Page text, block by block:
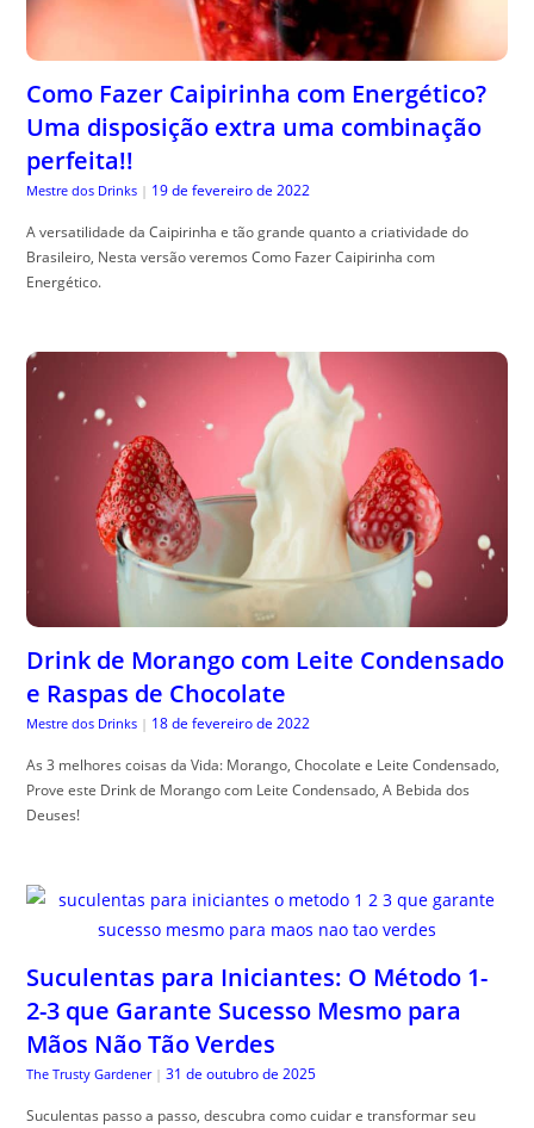
Como Fazer Caipirinha com Energético?
Uma disposição extra uma combinação
perfeita!!
Mestre dos Drinks | 19 de fevereiro de 2022
A versatilidade da Caipirinha e tão grande quanto a criatividade do
Brasileiro, Nesta versão veremos Como Fazer Caipirinha com
Energético.
Drink de Morango com Leite Condensado
e Raspas de Chocolate
Mestre dos Drinks | 18 de fevereiro de 2022
As 3 melhores coisas da Vida: Morango, Chocolate e Leite Condensado,
Prove este Drink de Morango com Leite Condensado, A Bebida dos
Deuses!
Suculentas para Iniciantes: O Método 1-
2-3 que Garante Sucesso Mesmo para
Mãos Não Tão Verdes
The Trusty Gardener | 31 de outubro de 2025
Suculentas passo a passo, descubra como cuidar e transformar seu